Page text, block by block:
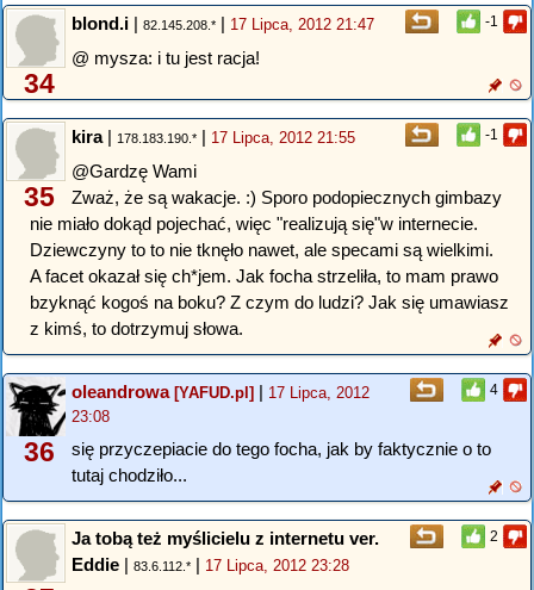
-1
34
blond.i | 82.145.208.* | 17 Lipca, 2012 21:47
@ mysza: i tu jest racja!
-1
35
kira| 178.183.190.* | 17 Lipca, 2012 21:55
@Gardzę Wami
Zważ, że są wakacje. :) Sporo podopiecznych gimbazy
nie miało dokąd pojechać, więc "realizują się"w internecie.
Dziewczyny to to nie tknęło nawet, ale specami są wielkimi.
A facet okazał się ch*jem. Jak focha strzeliła, to mam prawo
bzyknąć kogoś na boku? Z czym do ludzi? Jak się umawiasz
z kimś, to dotrzymuj słowa.
4
36
oleandrowa[YAFUD.pl] | 17 Lipca, 2012
23:08
się przyczepiacie do tego focha, jak by faktycznie o to
tutaj chodziło...
2
Ja tobą też myślicielu z internetu ver.
Eddie | 83.6.112.* | 17 Lipca, 2012 23:28